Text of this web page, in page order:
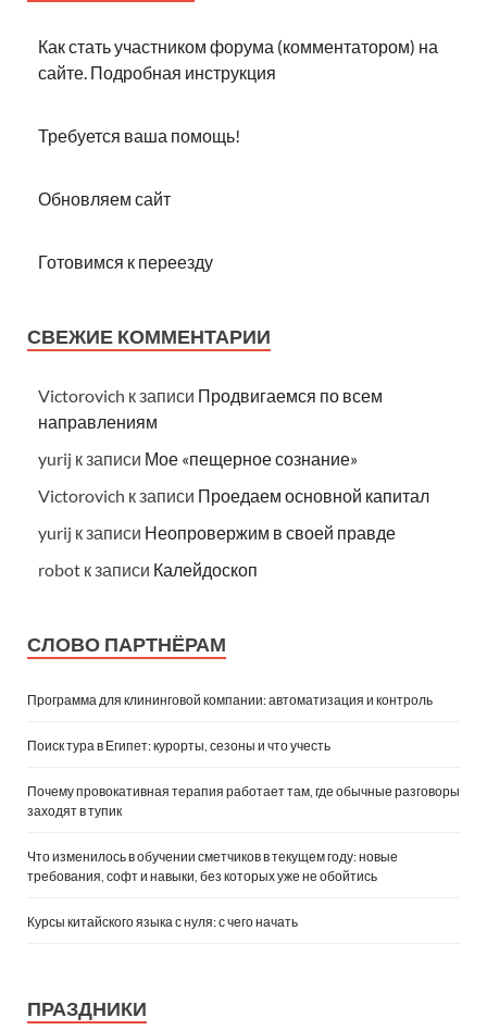
Как стать участником форума (комментатором) на
сайте. Подробная инструкция
Требуется ваша помощь!
Обновляем сайт
Готовимся к переезду
СВЕЖИЕ КОММЕНТАРИИ
Victorovich к записи Продвигаемся по всем
направлениям
yurij к записи Мое «пещерное сознание»
Victorovich к записи Проедаем основной капитал
yurij к записи Неопровержим в своей правде
robot к записи Калейдоскоп
СЛОВО ПАРТНЁРАМ
Программа для клининговой компании: автоматизация и контроль
Поиск тура в Египет: курорты, сезоны и что учесть
Почему провокативная терапия работает там, где обычные разговоры
заходят в тупик
Что изменилось в обучении сметчиков в текущем году: новые
требования, софт и навыки, без которых уже не обойтись
Курсы китайского языка с нуля: с чего начать
ПРАЗДНИКИ